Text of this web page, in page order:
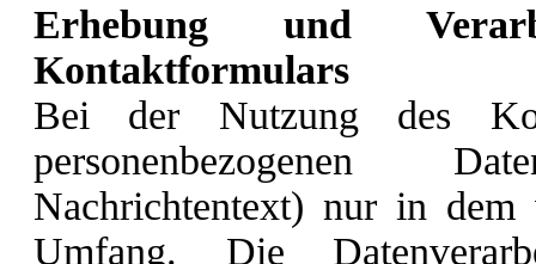
Erhebung und
Kontaktformulars
Bei der Nutzung des
personenbezogenen
Nachrichtentext) nur in
Umfang. Die